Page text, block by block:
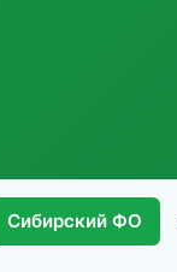
Сибирский ФО